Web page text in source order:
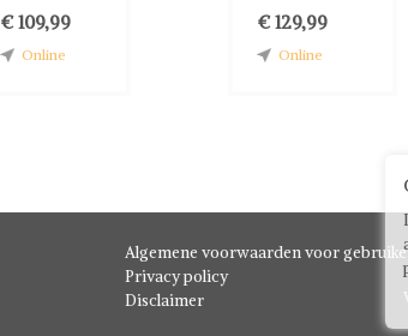
€ 109,99
Online
€ 129,99
Online
Algemene voorwaarden voor
Privacy policy
Disclaimer